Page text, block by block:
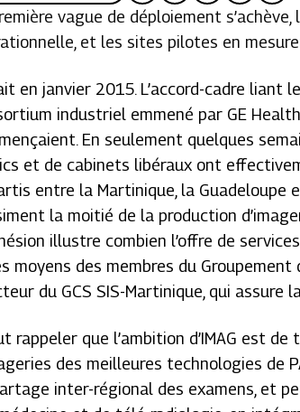
vague de déploiement
et les sites pilotes en
en janvier 2015. L’accord-cadre liant
industriel emmené par GE
En seulement quelques
et de cabinets libéraux ont
entre la Martinique, la Guadeloupe
la moitié de la production
illustre combien l’offre de
moyens des membres du Groupement
du GCS SIS-Martinique, qui assure
rappeler que l’ambition d’IMAG est
des meilleures technologies de
inter-régional des examens, et